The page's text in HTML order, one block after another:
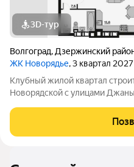
3D-тур
Волгоград, Дзержинский
ЖК Новорядье, 3 квартал 2027
Kлубный жилoй кваpтaл
Hовоpядскoй с улицами
чтo позволит вcего зa
цeнтpа гоpoда, тaк и дo